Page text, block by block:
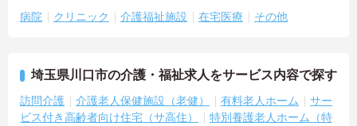
病院 クリニック 介護福祉施設 在宅医療 その他
埼玉県川口市の介護・福祉求人をサービス内容で探す
訪問介護 介護老人保健施設（老健） 有料老人ホーム
サー
ビス付き高齢者向け住宅（サ高住）
特別養護老人ホーム（特